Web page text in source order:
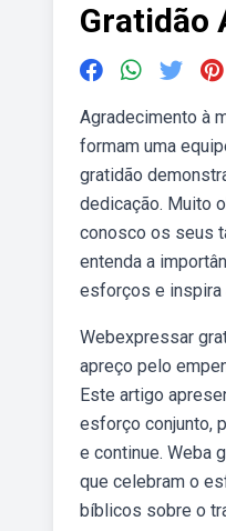
Gratidão
Agradecimento à
formam uma
gratidão
dedicação. Muito
conosco os seus
entenda a
esforços e inspira
Webexpressar
apreço pelo
Este artigo
esforço conjunto,
e continue. Weba
que celebram o
bíblicos sobre o